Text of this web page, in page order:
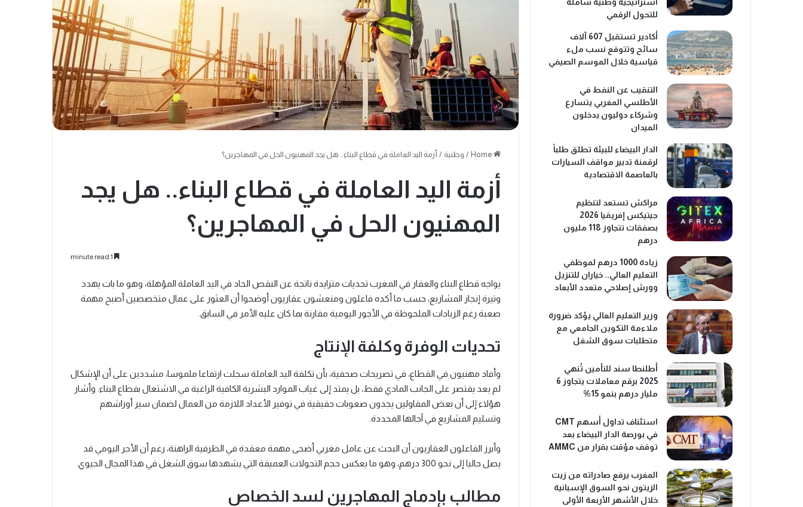
/ وطنية / أزمة اليد العاملة في قطاع البناء.. هل يجد المهنيون الحل في المهاجرين؟
أزمة اليد العاملة في قطاع البناء.. هل يجد
المهنيون الحل في المهاجرين؟
يواجه قطاع البناء والعقار في المغرب تحديات متزايدة ناتجة عن النقص الحاد في اليد العاملة المؤهلة، وهو ما بات يهدد
وتيرة إنجاز المشاريع، حسب ما أكده فاعلون ومنعشون عقاريون أوضحوا أن العثور على عمال متخصصين أصبح مهمة
صعبة رغم الزيادات الملحوظة في الأجور اليومية مقارنة بما كان عليه الأمر في السابق.
تحديات الوفرة وكلفة الإنتاج
وأفاد مهنيون في القطاع، في تصريحات صحفية، بأن تكلفة اليد العاملة سجلت ارتفاعا ملموسا، مشددين على أن الإشكال
لم يعد يقتصر على الجانب المادي فقط، بل يمتد إلى غياب الموارد البشرية الكافية الراغبة في الاشتغال بقطاع البناء. وأشار
هؤلاء إلى أن بعض المقاولين يجدون صعوبات حقيقية في توفير الأعداد اللازمة من العمال لضمان سير أوراشهم
وتسليم المشاريع في آجالها المحددة.
وأبرز الفاعلون العقاريون أن البحث عن عامل مغربي أضحى مهمة معقدة في الظرفية الراهنة، رغم أن الأجر اليومي قد
يصل حاليا إلى نحو 300 درهم، وهو ما يعكس حجم التحولات العميقة التي يشهدها سوق الشغل في هذا المجال الحيوي.
مطالب بإدماج المهاجرين لسد الخصاص
للتحول الرقمي
أكادير تستقبل 607 آلاف
سائح وتتوقع نسب ملء
قياسية خلال الموسم الصيفي
التنقيب عن النفط في
الأطلسي المغربي يتسارع
وشركاء دوليون يدخلون
الميدان
الدار البيضاء للبيئة تطلق طلباً
لرقمنة تدبير مواقف السيارات
بالعاصمة الاقتصادية
مراكش تستعد لتنظيم
جيتيكس إفريقيا 2026
بصفقات تتجاوز 118 مليون
درهم
زيادة 1000 درهم لموظفي
التعليم العالي.. خياران للتنزيل
وورش إصلاحي متعدد الأبعاد
وزير التعليم العالي يؤكد ضرورة
ملاءمة التكوين الجامعي مع
متطلبات سوق الشغل
أطلنطا سند للتأمين تُنهي
2025 برقم معاملات يتجاوز 6
مليار درهم بنمو 15%
استئناف تداول أسهم CMT
في بورصة الدار البيضاء بعد
توقف مؤقت بقرار من AMMC
المغرب يرفع صادراته من زيت
الزيتون نحو السوق الإسبانية
خلال الأشهر الأربعة الأولى